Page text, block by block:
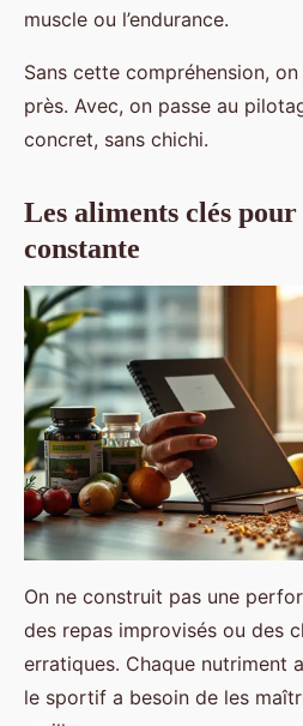
muscle ou l’endurance.
Sans cette compréhension,
près. Avec, on passe au
concret, sans chichi.
Les aliments clés
constante
On ne construit pas une
des repas improvisés ou des
erratiques. Chaque nutriment
le sportif a besoin de les